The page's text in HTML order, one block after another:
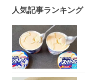
人気記事ランキング